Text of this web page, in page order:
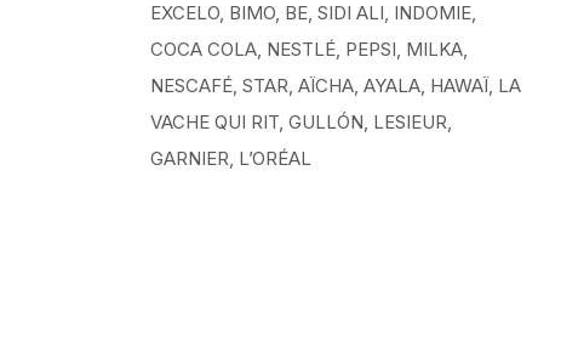
EXCELO, BIMO, BE, SIDI ALI, INDOMIE,
COCA COLA, NESTLÉ, PEPSI, MILKA,
NESCAFÉ, STAR, AÏCHA, AYALA, HAWAÏ, LA
VACHE QUI RIT, GULLÓN, LESIEUR,
GARNIER, L’ORÉAL